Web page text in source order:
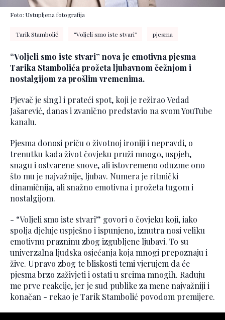
Foto: Ustupljena fotografija
Tarik Stambolić “Voljeli smo iste stvari” pjesma
“Voljeli smo iste stvari” nova je emotivna pjesma
Tarika Stambolića prožeta ljubavnom čežnjom i
nostalgijom za prošlim vremenima.
Pjevač je singl i prateći spot, koji je režirao Vedad
Jašarević, danas i zvanično predstavio na svom YouTube
kanalu.
Pjesma donosi priču o životnoj ironiji i nepravdi, o
trenutku kada život čovjeku pruži mnogo, uspjeh,
snagu i ostvarene snove, ali istovremeno oduzme ono
što mu je najvažnije, ljubav. Numera je ritmički
dinamičnija, ali snažno emotivna i prožeta tugom i
nostalgijom.
- “Voljeli smo iste stvari” govori o čovjeku koji, iako
spolja djeluje uspješno i ispunjeno, iznutra nosi veliku
emotivnu prazninu zbog izgubljene ljubavi. To su
univerzalna ljudska osjećanja koja mnogi prepoznaju i
žive. Upravo zbog te bliskosti temi vjerujem da će
pjesma brzo zaživjeti i ostati u srcima mnogih. Raduju
me prve reakcije, jer je sud publike za mene najvažniji i
konačan - rekao je Tarik Stambolić povodom premijere.